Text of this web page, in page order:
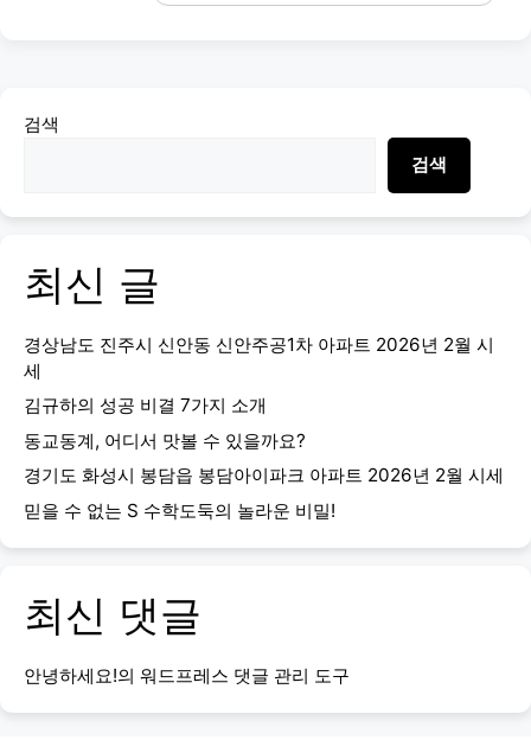
검색
검색
최신 글
경상남도 진주시 신안동 신안주공1차 아파트 2026년 2월 시
세
김규하의 성공 비결 7가지 소개
동교동계, 어디서 맛볼 수 있을까요?
경기도 화성시 봉담읍 봉담아이파크 아파트 2026년 2월 시세
믿을 수 없는 S 수학도둑의 놀라운 비밀!
최신 댓글
안녕하세요!의 워드프레스 댓글 관리 도구